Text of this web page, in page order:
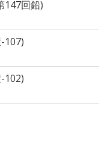
147回鉛)
107)
102)